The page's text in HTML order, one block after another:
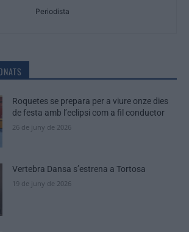
Periodista
Roquetes se prepara per a viure onze dies
de festa amb l’eclipsi com a fil conductor
26 de juny de 2026
Vertebra Dansa s’estrena a Tortosa
19 de juny de 2026